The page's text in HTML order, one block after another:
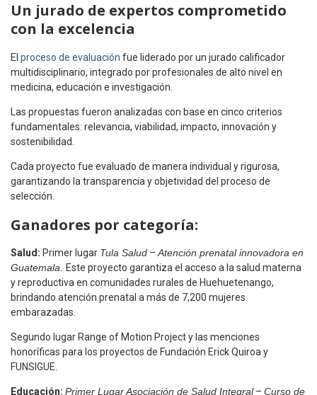
Un jurado de expertos comprometido
con la excelencia
El proceso de evaluación fue liderado por un jurado calificador
multidisciplinario, integrado por profesionales de alto nivel en
medicina, educación e investigación.
Las propuestas fueron analizadas con base en cinco criterios
fundamentales: relevancia, viabilidad, impacto, innovación y
sostenibilidad.
Cada proyecto fue evaluado de manera individual y rigurosa,
garantizando la transparencia y objetividad del proceso de
selección.
Ganadores por categoría:
Salud: Primer lugar Tula Salud – Atención prenatal innovadora en
Guatemala.
Este proyecto garantiza el acceso a la salud materna
y reproductiva en comunidades rurales de Huehuetenango,
brindando atención prenatal a más de 7,200 mujeres
embarazadas.
Segundo lugar Range of Motion Project y las menciones
honoríficas para los proyectos de Fundación Erick Quiroa y
FUNSIGUE.
Educación: Primer Lugar Asociación de Salud Integral– Curso de